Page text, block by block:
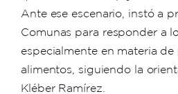
Ante ese escenario, instó a
Comunas para responder a
especialmente en materia
alimentos, siguiendo la
Kléber Ramírez.